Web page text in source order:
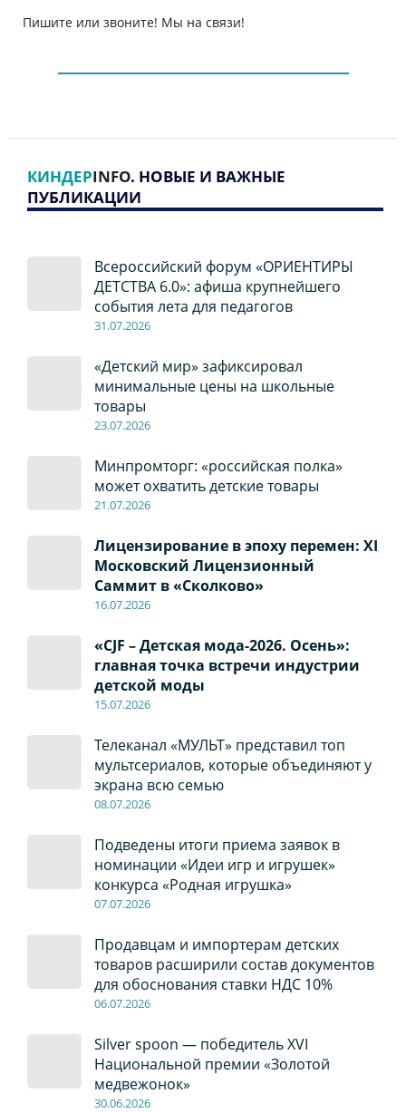
Пишите или звоните! Мы на связи!
КИНДЕРINFO. НОВЫЕ И ВАЖНЫЕ
ПУБЛИКАЦИИ
Всероссийский форум «ОРИЕНТИРЫ
ДЕТСТВА 6.0»: афиша крупнейшего
события лета для педагогов
31.07.2026
«Детский мир» зафиксировал
минимальные цены на школьные
товары
23.07.2026
Минпромторг: «российская полка»
может охватить детские товары
21.07.2026
Лицензирование в эпоху перемен: XI
Московский Лицензионный
Саммит в «Сколково»
16.07.2026
«CJF – Детская мода-2026. Осень»:
главная точка встречи индустрии
детской моды
15.07.2026
Телеканал «МУЛЬТ» представил топ
мультсериалов, которые объединяют у
экрана всю семью
08.07.2026
Подведены итоги приема заявок в
номинации «Идеи игр и игрушек»
конкурса «Родная игрушка»
07.07.2026
Продавцам и импортерам детских
товаров расширили состав документов
для обоснования ставки НДС 10%
06.07.2026
Silver spoon — победитель XVI
Национальной премии «Золотой
медвежонок»
30.06.2026